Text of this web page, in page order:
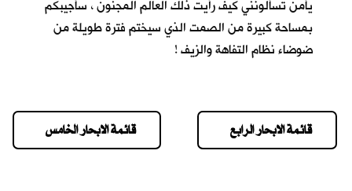
يأمن تسألونني كيف رأيت ذلك العالم المجنون ، سأجيبكم
بمساحة كبيرة من الصمت الذي سيختم فترة طويلة من
ضوضاء نظام التفاهة والزيف !
قائمة الابحار الخامس قائمة الابحار الرابع